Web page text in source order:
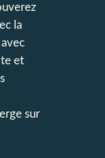
la
et
sur